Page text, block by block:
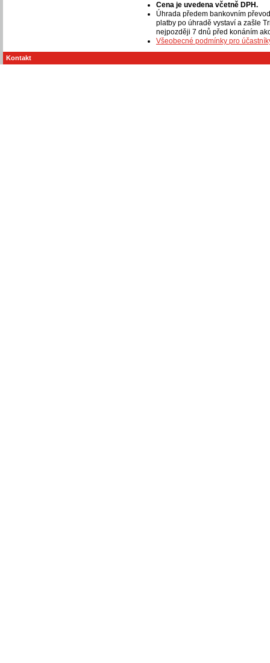
Cena je uvedena včetně DPH.
Úhrada předem bankovním
platby po úhradě vystaví a zašle
nejpozději 7 dnů před konáním
Všeobecné podmínky pro
Kontakt